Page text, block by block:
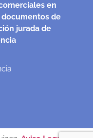
en
documentos de
jurada de